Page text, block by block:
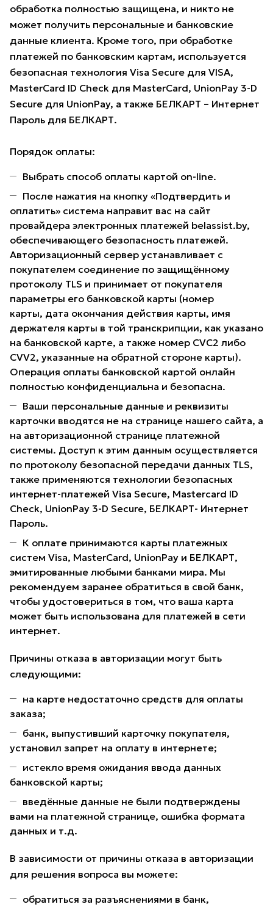
обработка полностью защищена, и никто не
может получить персональные и банковские
данные клиента. Кроме того, при обработке
платежей по банковским картам, используется
безопасная технология Visa Secure для VISA,
MasterCard ID Check для MasterCard, UnionPay 3-D
Secure для UnionPay, а также БЕЛКАРТ – Интернет
Пароль для БЕЛКАРТ.
Порядок оплаты:
Выбрать способ оплаты картой on-line.
После нажатия на кнопку «Подтвердить и
оплатить» система направит вас на сайт
провайдера электронных платежей belassist.by,
обеспечивающего безопасность платежей.
Авторизационный сервер устанавливает с
покупателем соединение по защищённому
протоколу TLS и принимает от покупателя
параметры его банковской карты (номер
карты, дата окончания действия карты, имя
держателя карты в той транскрипции, как указано
на банковской карте, а также номер CVC2 либо
CVV2, указанные на обратной стороне карты).
Операция оплаты банковской картой онлайн
полностью конфиденциальна и безопасна.
Ваши персональные данные и реквизиты
карточки вводятся не на странице нашего сайта, а
на авторизационной странице платежной
системы. Доступ к этим данным осуществляется
по протоколу безопасной передачи данных TLS,
также применяются технологии безопасных
интернет-платежей Visa Secure, Mastercard ID
Check, UnionPay 3-D Secure, БЕЛКАРТ- Интернет
Пароль.
К оплате принимаются карты платежных
систем Visa, MasterCard, UnionPay и БЕЛКАРТ,
эмитированные любыми банками мира. Мы
рекомендуем заранее обратиться в свой банк,
чтобы удостовериться в том, что ваша карта
может быть использована для платежей в сети
интернет.
Причины отказа в авторизации могут быть
следующими:
на карте недостаточно средств для оплаты
заказа;
банк, выпустивший карточку покупателя,
установил запрет на оплату в интернете;
истекло время ожидания ввода данных
банковской карты;
введённые данные не были подтверждены
вами на платежной странице, ошибка формата
данных и т.д.
В зависимости от причины отказа в авторизации
для решения вопроса вы можете:
обратиться за разъяснениями в банк,